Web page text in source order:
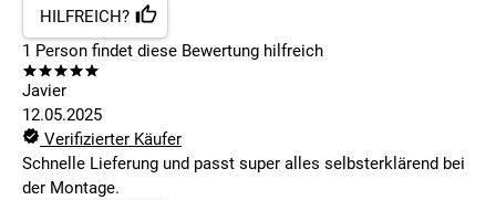
HILFREICH?
1 Person findet diese Bewertung hilfreich
Javier
12.05.2025
Verifizierter Käufer
Schnelle Lieferung und passt super alles selbsterklärend bei
der Montage.